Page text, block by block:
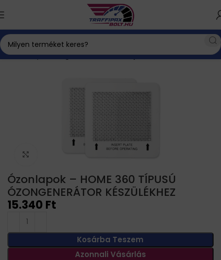
Kezdőlap Ózongenerátor Ózonlap
Ózonlapok – HOME 360 TÍPUSÚ
ÓZONGENERÁTOR KÉSZÜLÉKHEZ
15.340 Ft
Kosárba Teszem
Azonnali Vásárlás